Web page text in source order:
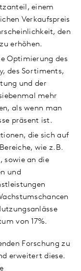
einem
Verkaufspreis
den
erhöhen.
Optimierung des
des Sortiments,
und der
mehr
als wenn man
präsent ist.
die sich auf
wie z.B.
sowie an die
und
von 17%.
Forschung zu
erweitert diese.